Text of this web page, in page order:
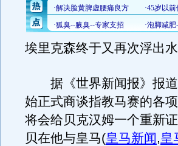
埃里克森终于又再次浮出水
据《世界新闻报》报道
始正式商谈指教马赛的各
将会给贝克汉姆一个重新
贝在他与皇马(皇马新闻,皇